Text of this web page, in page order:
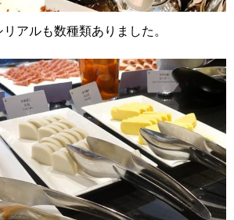
アルも数種類ありました。